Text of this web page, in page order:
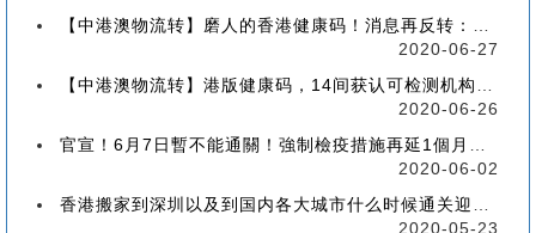
【中港澳物流转】磨人的香港健康码！消息再反转：或下周一启用！
2020-06-27
【中港澳物流转】港版健康码，14间获认可检测机构确定！
2020-06-26
官宣！6月7日暫不能通關！強制檢疫措施再延1個月！【香港到深圳搬屋搬家又要延长了】
2020-06-02
香港搬家到深圳以及到国内各大城市什么时候通关迎来好消息
2020-05-23